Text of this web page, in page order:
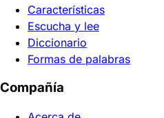
Características
Escucha y lee
Diccionario
Formas de palabras
Compañía